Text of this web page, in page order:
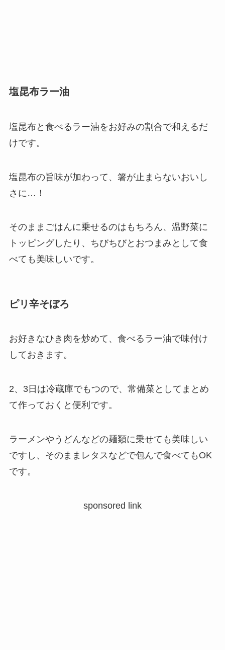
塩昆布ラー油
塩昆布と食べるラー油をお好みの割合で和えるだ
けです。
塩昆布の旨味が加わって、箸が止まらないおいし
さに…！
そのままごはんに乗せるのはもちろん、温野菜に
トッピングしたり、ちびちびとおつまみとして食
べても美味しいです。
ピリ辛そぼろ
お好きなひき肉を炒めて、食べるラー油で味付け
しておきます。
2、3日は冷蔵庫でもつので、常備菜としてまとめ
て作っておくと便利です。
ラーメンやうどんなどの麺類に乗せても美味しい
ですし、そのままレタスなどで包んで食べてもOK
です。
sponsored link